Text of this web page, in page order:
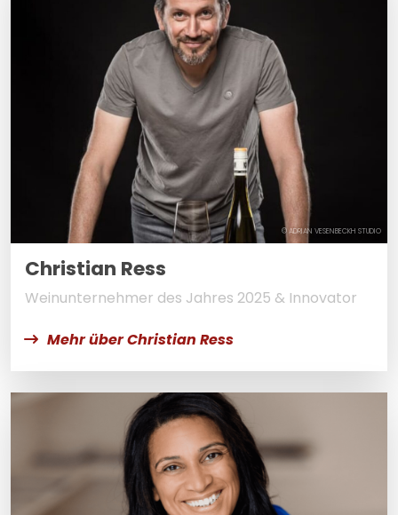
© ADRIAN VESENBECKH STUDIO
Christian Ress
Weinunternehmer des Jahres 2025 & Innovator
Mehr über Christian Ress